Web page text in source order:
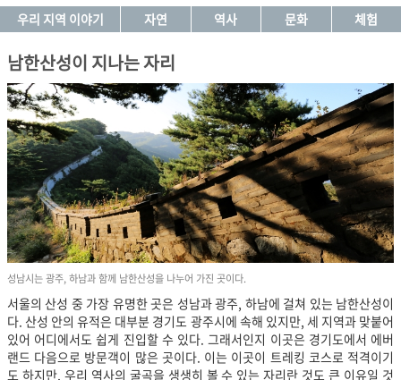
우리 지역 이야기 자연 역사 문화 체험
남한산성이 지나는 자리
성남시는 광주, 하남과 함께 남한산성을 나누어 가진 곳이다.
서울의 산성 중 가장 유명한 곳은 성남과 광주, 하남에 걸쳐 있는 남한산성이
다. 산성 안의 유적은 대부분 경기도 광주시에 속해 있지만, 세 지역과 맞붙어
있어 어디에서도 쉽게 진입할 수 있다. 그래서인지 이곳은 경기도에서 에버
랜드 다음으로 방문객이 많은 곳이다. 이는 이곳이 트레킹 코스로 적격이기
도 하지만, 우리 역사의 굴곡을 생생히 볼 수 있는 자리란 것도 큰 이유일 것